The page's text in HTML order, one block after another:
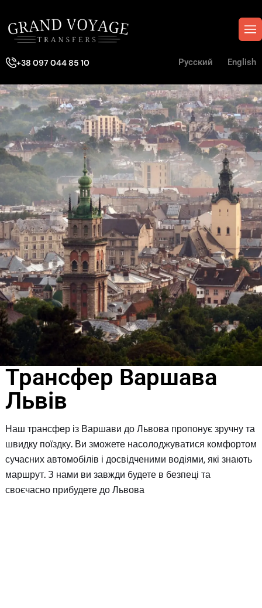
+38 097 044 85 10 Русский English
Трансфер Варшава
Львів
Наш трансфер із Варшави до Львова пропонує зручну та
швидку поїздку. Ви зможете насолоджуватися комфортом
сучасних автомобілів і досвідченими водіями, які знають
маршрут. З нами ви завжди будете в безпеці та
своєчасно прибудете до Львова